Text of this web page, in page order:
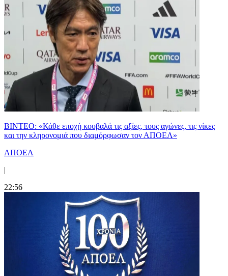
ΒΙΝΤΕΟ: «Κάθε εποχή κουβαλά τις αξίες, τους αγώνες, τις νίκες
και την κληρονομιά που διαμόρφωσαν τον ΑΠΟΕΛ»
ΑΠΟΕΛ
|
22:56